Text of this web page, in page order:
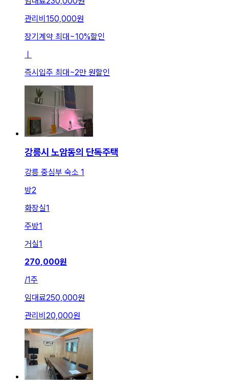
관리비 150,000원
장기계약 최대~10%할인
ㅣ
즉시입주 최대~2만 원할인
강릉시 노암동의 단독주택
강릉 중심부 숙소 1
방2
화장실1
주방1
거실1
270,000원
/1주
임대료250,000원
관리비 20,000원